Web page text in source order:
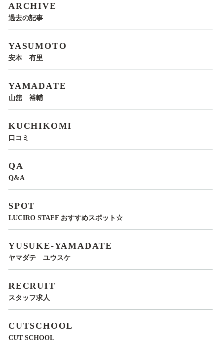
ARCHIVE
過去の記事
YASUMOTO
安本 有里
YAMADATE
山舘 裕輔
KUCHIKOMI
口コミ
QA
Q&A
SPOT
LUCIRO STAFF おすすめスポット☆
YUSUKE-YAMADATE
ヤマダテ ユウスケ
RECRUIT
スタッフ求人
CUTSCHOOL
CUT SCHOOL